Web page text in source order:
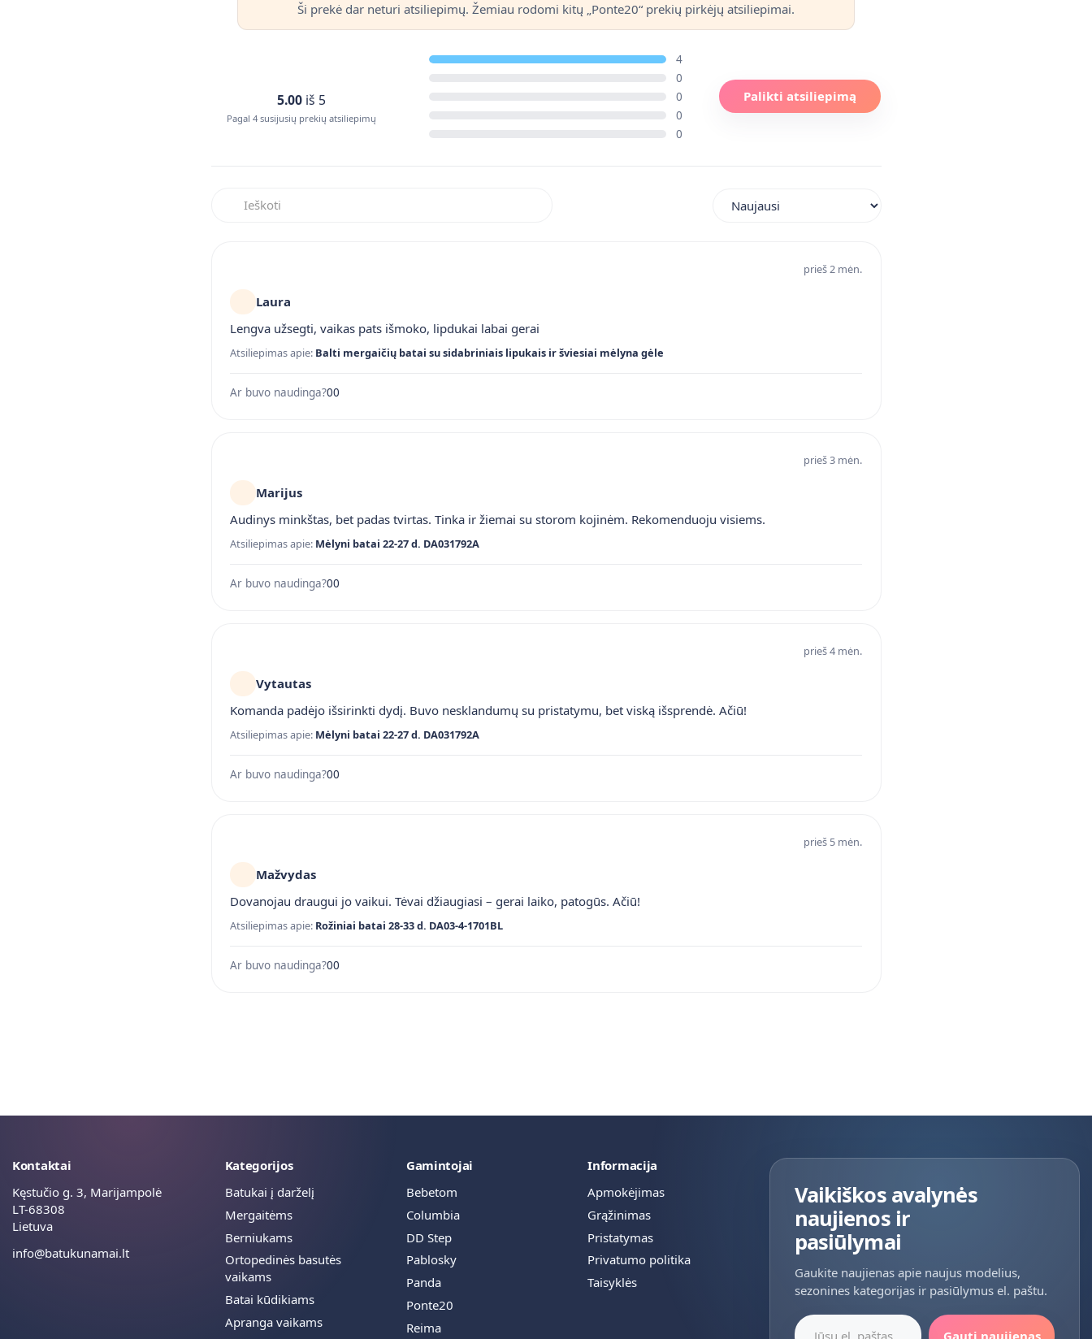
Ši prekė dar neturi atsiliepimų. Žemiau rodomi kitų „Ponte20“ prekių pirkėjų atsiliepimai.
5.00 iš 5
Pagal 4 susijusių prekių atsiliepimų
4
0
0
0
0
Palikti atsiliepimą
Ieškoti atsiliepimuose
prieš 2 mėn.
Laura
Lengva užsegti, vaikas pats išmoko, lipdukai labai gerai
Atsiliepimas apie: Balti mergaičių batai su sidabriniais lipukais ir šviesiai mėlyna gėle
Ar buvo naudinga?00
prieš 3 mėn.
Marijus
Audinys minkštas, bet padas tvirtas. Tinka ir žiemai su storom kojinėm. Rekomenduoju visiems.
Atsiliepimas apie: Mėlyni batai 22-27 d. DA031792A
Ar buvo naudinga?00
prieš 4 mėn.
Vytautas
Komanda padėjo išsirinkti dydį. Buvo nesklandumų su pristatymu, bet viską išsprendė. Ačiū!
Atsiliepimas apie: Mėlyni batai 22-27 d. DA031792A
Ar buvo naudinga?00
prieš 5 mėn.
Mažvydas
Dovanojau draugui jo vaikui. Tėvai džiaugiasi – gerai laiko, patogūs. Ačiū!
Atsiliepimas apie: Rožiniai batai 28-33 d. DA03-4-1701BL
Ar buvo naudinga?00
Kontaktai
Kęstučio g. 3, Marijampolė
LT-68308
Lietuva
info@batukunamai.lt
Kategorijos
Batukai į darželį
Mergaitėms
Berniukams
Ortopedinės basutės
vaikams
Batai kūdikiams
Apranga vaikams
Gamintojai
Bebetom
Columbia
DD Step
Pablosky
Panda
Ponte20
Reima
Informacija
Apmokėjimas
Grąžinimas
Pristatymas
Privatumo politika
Taisyklės
Vaikiškos avalynės
naujienos ir
pasiūlymai
Gaukite naujienas apie naujus modelius,
sezonines kategorijas ir pasiūlymus el. paštu.
Jūsų el. paštas
Gauti naujienas